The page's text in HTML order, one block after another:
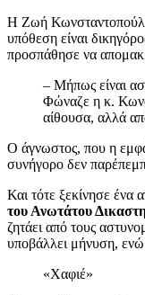
Η Ζωή
υπόθεση είναι
προσπάθησε να
– Μήπως είναι
Φώναζε η κ.
αίθουσα, αλλά
Ο άγνωστος, που η
συνήγορο δεν
Και τότε ξεκίνησε ένα
του Ανωτάτου
ζητάει από τους
υποβάλλει μήνυση,
«Χαφιέ»